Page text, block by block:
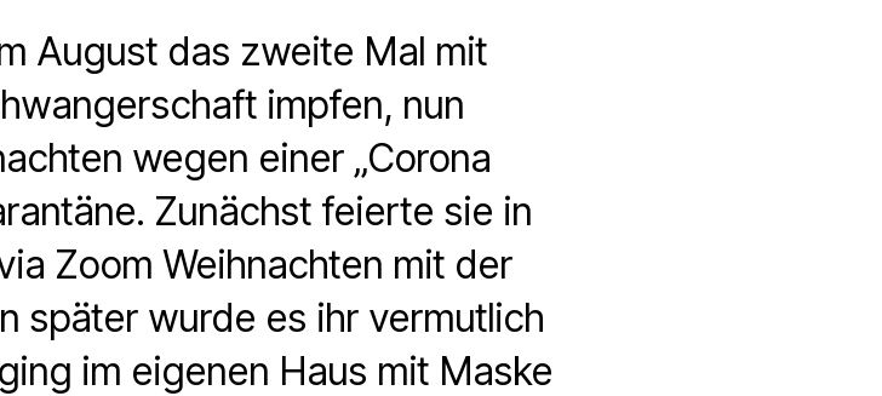
August das zweite Mal mit
impfen, nun
wegen einer „Corona
Zunächst feierte sie in
Zoom Weihnachten mit der
später wurde es ihr vermutlich
im eigenen Haus mit Maske